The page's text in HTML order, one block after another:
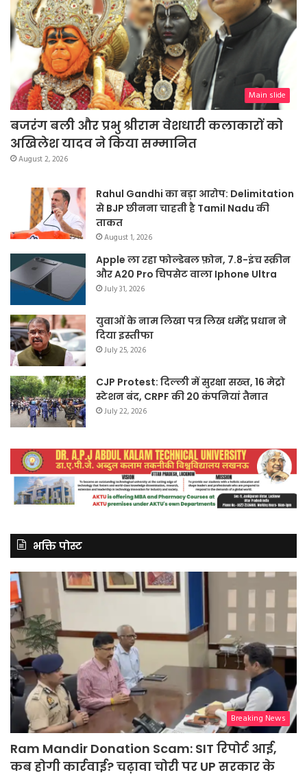
Main slide
बजरंग बली और प्रभु श्रीराम वेशधारी कलाकारों को
अखिलेश यादव ने किया सम्मानित
August 2, 2026
Rahul Gandhi का बड़ा आरोप: Delimitation
से BJP छीनना चाहती है Tamil Nadu की
ताकत
August 1, 2026
Apple ला रहा फोल्डेबल फ़ोन, 7.8-इंच स्क्रीन
और A20 Pro चिपसेट वाला Iphone Ultra
July 31, 2026
युवाओं के नाम लिखा पत्र लिख धर्मेंद्र प्रधान ने
दिया इस्तीफा
July 25, 2026
CJP Protest: दिल्ली में सुरक्षा सख्त, 16 मेट्रो
स्टेशन बंद, CRPF की 20 कंपनियां तैनात
July 22, 2026
भक्ति पोस्ट
Breaking News
Ram Mandir Donation Scam: SIT रिपोर्ट आई,
कब होगी कार्रवाई? चढ़ावा चोरी पर UP सरकार के